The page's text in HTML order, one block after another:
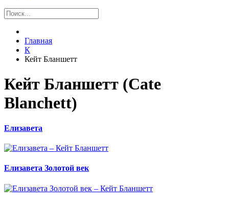
Главная
К
Кейт Бланшетт
Кейт Бланшетт (Cate
Blanchett)
Елизавета
Елизавета Золотой век